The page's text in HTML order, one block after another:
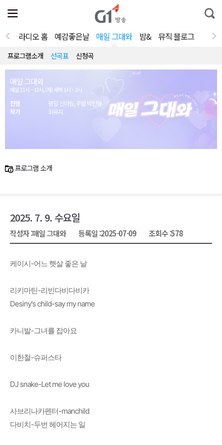
전
체
뉴
열
통
합
라디오 홈 예감좋은날 매일 그대와 밤& 뮤직 블로그
프로그램소개 선곡표 신청곡
매일 그대와
매일 11시 ~ 12시, (재) 새벽 1시 ~ 2시
진행
평일 신아림, 주말 박진형
작가
최유지
프로그램 소개
2025. 7. 9. 수요일
작성자 :매일 그대와 등록일 :2025-07-09 조회수 :578
케이시-어느 햇살 좋은 날
리키마틴-리빈다비다비카
Desiny's child-say my name
카니발-그녀를 잡아요
이한철-슈퍼스타
DJ snake-Let me love you
사브리나카펜터-manchild
다비치-두번 헤어지는 일